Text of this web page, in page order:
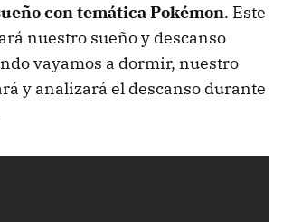
con temática Pokémon. Este
nuestro sueño y descanso
vayamos a dormir, nuestro
y analizará el descanso durante